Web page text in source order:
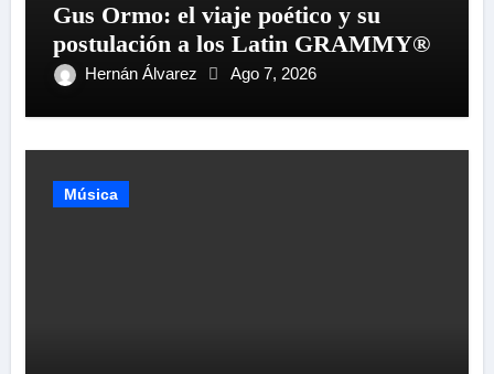
Gus Ormo: el viaje poético y su
postulación a los Latin GRAMMY®
Hernán Álvarez Ago 7, 2026
Música